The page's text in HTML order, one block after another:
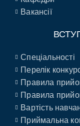
Вакансії
Спеціальності
Перелік
Правила
Правила
Вартість
Приймальна